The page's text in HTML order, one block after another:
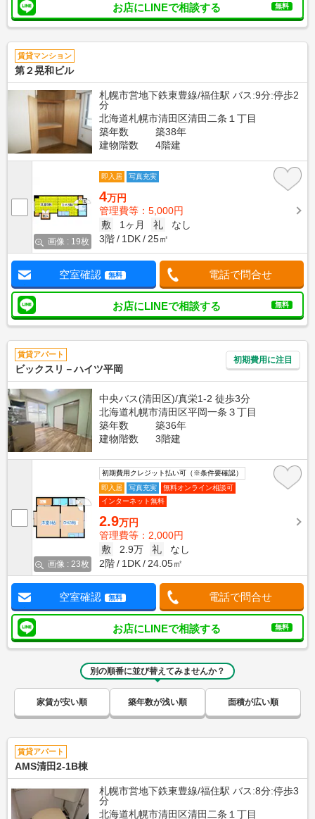
お店にLINEで相談する 無料
賃貸マンション
第２晃和ビル
札幌市営地下鉄東豊線/福住駅 バス:9分:停歩2
分
北海道札幌市清田区清田二条１丁目
築年数
築38年
建物階数
4階建
画像 : 19枚
即入居 写真充実
4万円
管理費等：5,000円
敷
1ヶ月 礼
なし
3階
1DK 25㎡
空室確認 無料 電話で問合せ
お店にLINEで相談する 無料
賃貸アパート
ビックスリ－ハイツ平岡
初期費用に注目
中央バス(清田区)/真栄1-2 徒歩3分
北海道札幌市清田区平岡一条３丁目
築年数
築36年
建物階数
3階建
画像 : 23枚
初期費用クレジット払い可（※条件要確認）
即入居
写真充実
無料オンライン相談可
インターネット無料
2.9万円
管理費等：2,000円
敷
2.9万 礼
なし
2階
1DK 24.05㎡
空室確認 無料 電話で問合せ
お店にLINEで相談する 無料
別の順番に並び替えてみませんか？
家賃が安い順 築年数が浅い順 面積が広い順
賃貸アパート
AMS清田2-1B棟
札幌市営地下鉄東豊線/福住駅 バス:8分:停歩3
分
北海道札幌市清田区清田二条１丁目